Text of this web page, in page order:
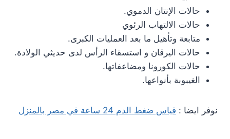
حالات الإنتان الدموي.
حالات الالتهاب الرئوي
متابعة وتأهيل ما بعد العمليات الكبرى.
حالات اليرقان و استسقاء الرأس لدى حديثي الولادة.
حالات الكورونا ومضاعفاتها.
الغيبوبة بأنواعها.
نوفر ايضا : قياس ضغط الدم 24 ساعة في مصر بالمنزل